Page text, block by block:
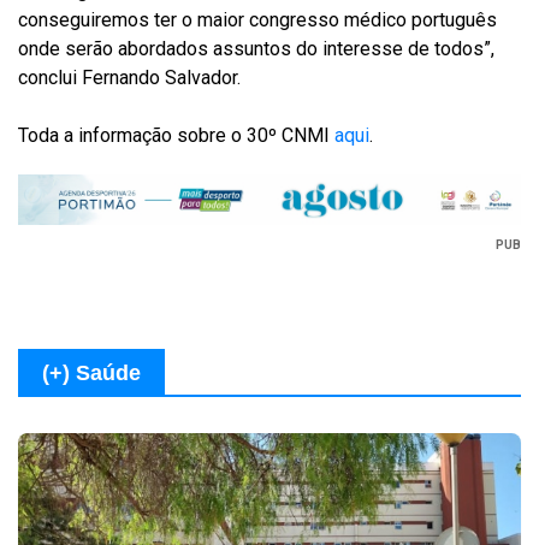
conseguiremos ter o maior congresso médico português
onde serão abordados assuntos do interesse de todos”,
conclui Fernando Salvador.
Toda a informação sobre o 30º CNMI aqui.
PUB
(+) Saúde